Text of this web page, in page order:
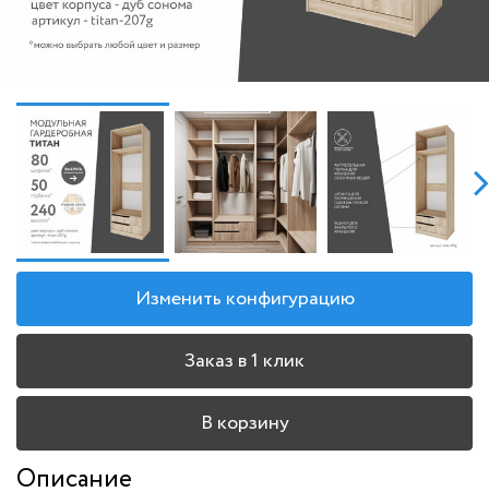
Изменить конфигурацию
Заказ в 1 клик
В корзину
Описание